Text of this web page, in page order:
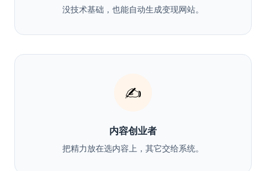
没技术基础，也能自动生成变现网站。
✍️
内容创业者
把精力放在选内容上，其它交给系统。